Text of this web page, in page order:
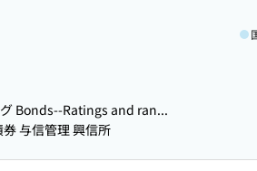
Bonds--Ratings and ran...
券 与信管理 興信所